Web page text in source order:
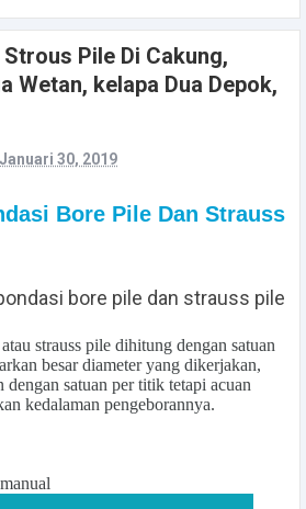
Pile Di Cakung,
Wetan, kelapa Dua Depok,
Januari 30, 2019
Bore Pile Dan Strauss
bore pile dan strauss pile
strauss pile dihitung dengan satuan
besar diameter yang dikerjakan,
dengan satuan per titik tetapi acuan
kedalaman pengeborannya.